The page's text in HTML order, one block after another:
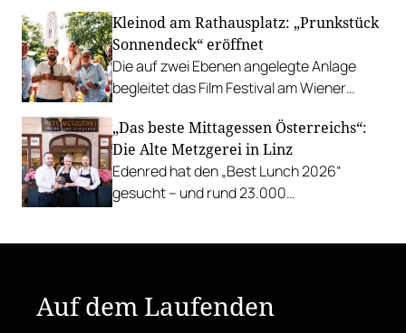
Richard Rauch kocht in der Riederalm
u.v.m.
Kleinod am Rathausplatz: „Prunkstück
Sonnendeck“ eröffnet
Die auf zwei Ebenen angelegte Anlage
begleitet das Film Festival am Wiener
mit Cocktails, Snacks und
Veranstaltungsprogramm.
„Das beste Mittagessen Österreichs“:
Die Alte Metzgerei in Linz
Edenred hat den „Best Lunch 2026“
gesucht – und rund 23.000
Auf dem Laufenden